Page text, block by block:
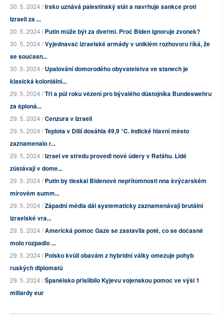
30. 5. 2024 /Irsko uznává palestinský stát a navrhuje sankce proti
Izraeli za ...
30. 5. 2024 /Putin může být za dveřmi. Proč Biden ignoruje zvonek?
30. 5. 2024 /Vyjednavač izraelské armády v uniklém rozhovoru říká, že
se současn...
30. 5. 2024 /Upalování domorodého obyvatelstva ve stanech je
klasická koloniální...
29. 5. 2024 /Tři a půl roku vězení pro bývalého důstojníka Bundeswehru
za špioná...
29. 5. 2024 /Cenzura v Izraeli
29. 5. 2024 /Teplota v Dillí dosáhla 49,9 °C. Indické hlavní město
zaznamenalo r...
29. 5. 2024 /Izrael ve středu provedl nové údery v Rafáhu. Lidé
zůstávají v dome...
29. 5. 2024 /Putin by tleskal Bidenově nepřítomnosti nna švýcarském
mírovém summ...
29. 5. 2024 /Západní média dál systematicky zaznamenávají brutální
izraelské vra...
29. 5. 2024 /Americká pomoc Gaze se zastavila poté, co se dočasné
molo rozpadlo ...
29. 5. 2024 /Polsko kvůli obavám z hybridní války omezuje pohyb
ruských diplomatů
29. 5. 2024 /Španělsko přislíbilo Kyjevu vojenskou pomoc ve výši 1
miliardy eur